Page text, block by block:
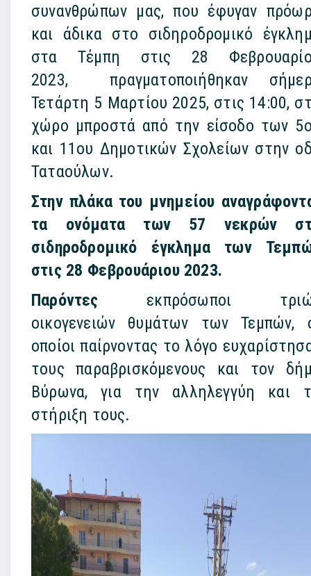
συνανθρώπων μας, που έφυγαν
και άδικα στο σιδηροδρομικό
στα Τέμπη στις 28
2023, πραγματοποιήθηκαν
Τετάρτη 5 Μαρτίου 2025, στις 14:00,
χώρο μπροστά από την είσοδο των
και 11ου Δημοτικών Σχολείων στην
Ταταούλων.
Στην πλάκα του μνημείου
τα ονόματα των 57 νεκρών
σιδηροδρομικό έγκλημα των
στις 28 Φεβρουάριου 2023.
Παρόντες εκπρόσωποι
οικογενειών θυμάτων των Τεμπών,
οποίοι παίρνοντας το λόγο
τους παραβρισκόμενους και τον
Βύρωνα, για την αλληλεγγύη και
στήριξη τους.